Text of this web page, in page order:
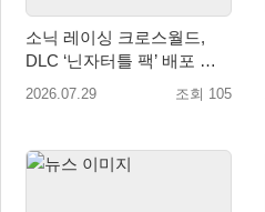
소닉 레이싱 크로스월드,
DLC ‘닌자터틀 팩’ 배포 … 4
형제 레이서 참전
2026.07.29 조회 105